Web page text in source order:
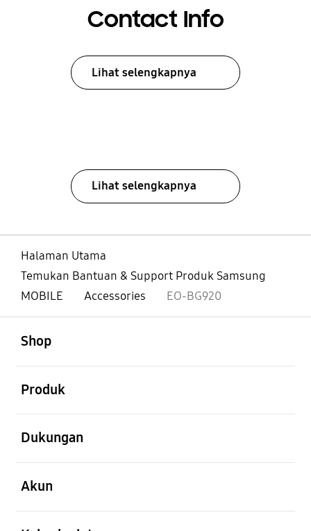
Contact Info
Lihat selengkapnya
Lihat selengkapnya
Halaman Utama
Temukan Bantuan & Support Produk Samsung
MOBILE
Accessories EO-BG920
Shop
Produk
Dukungan
Akun